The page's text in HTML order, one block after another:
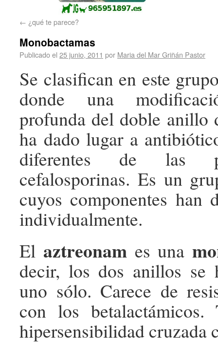
← ¿qué te parece?
Monobactamas
Publicado el 25 junio, 2011 por Maria del Mar Griñán Pastor
Se clasifican en este
donde una
profunda del doble anillo
ha dado lugar a
diferentes de las
cefalosporinas. Es un
cuyos componentes han
individualmente.
El aztreonames una
decir, los dos anillos se
uno sólo. Carece de
con los betalactámicos.
hipersensibilidad cruzada